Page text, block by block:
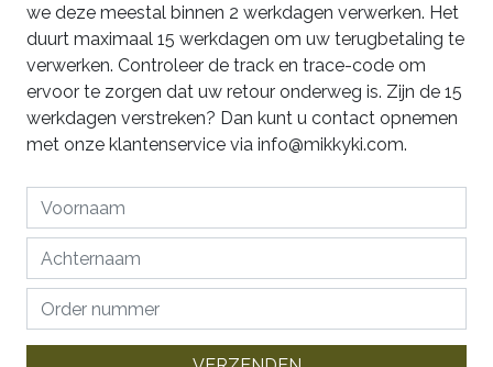
we deze meestal binnen 2 werkdagen verwerken. Het
duurt maximaal 15 werkdagen om uw terugbetaling te
verwerken. Controleer de track en trace-code om
ervoor te zorgen dat uw retour onderweg is. Zijn de 15
werkdagen verstreken? Dan kunt u contact opnemen
met onze klantenservice via info@mikkyki.com.